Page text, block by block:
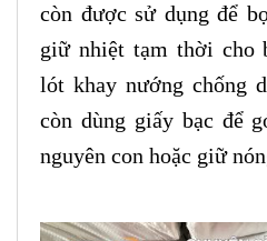
còn được sử dụng để
giữ nhiệt tạm thời cho
lót khay nướng chống
còn dùng giấy bạc để
nguyên con hoặc giữ